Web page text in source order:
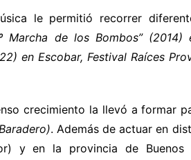
le permitió recorrer
Marcha de los Bombos”
en Escobar, Festival Raíces
crecimiento la llevó a formar
. Además de actuar en
y en la provincia de Buenos